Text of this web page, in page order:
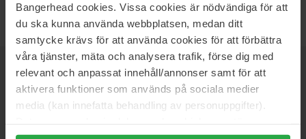
Bangerhead cookies. Vissa cookies är nödvändiga för att
du ska kunna använda webbplatsen, medan ditt
samtycke krävs för att använda cookies för att förbättra
våra tjänster, mäta och analysera trafik, förse dig med
relevant och anpassat innehåll/annonser samt för att
aktivera funktioner som används på sociala medier
media (kan innefatta behandling av personuppgifter).
UUTISKIRJEOLE ENSIMMÄISTEN JOUKOSSA